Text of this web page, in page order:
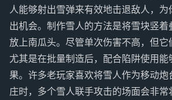
人能够射出雪弹来有效地击退敌人，
出机会。制作雪人的方法是将雪块竖着
放上南瓜头。尽管单次伤害不高，但它
尤其是在批量制造后，配合陷阱使用
果。许多老玩家喜欢将雪人作为移动
庄时，多个雪人联手攻击的场面会非常